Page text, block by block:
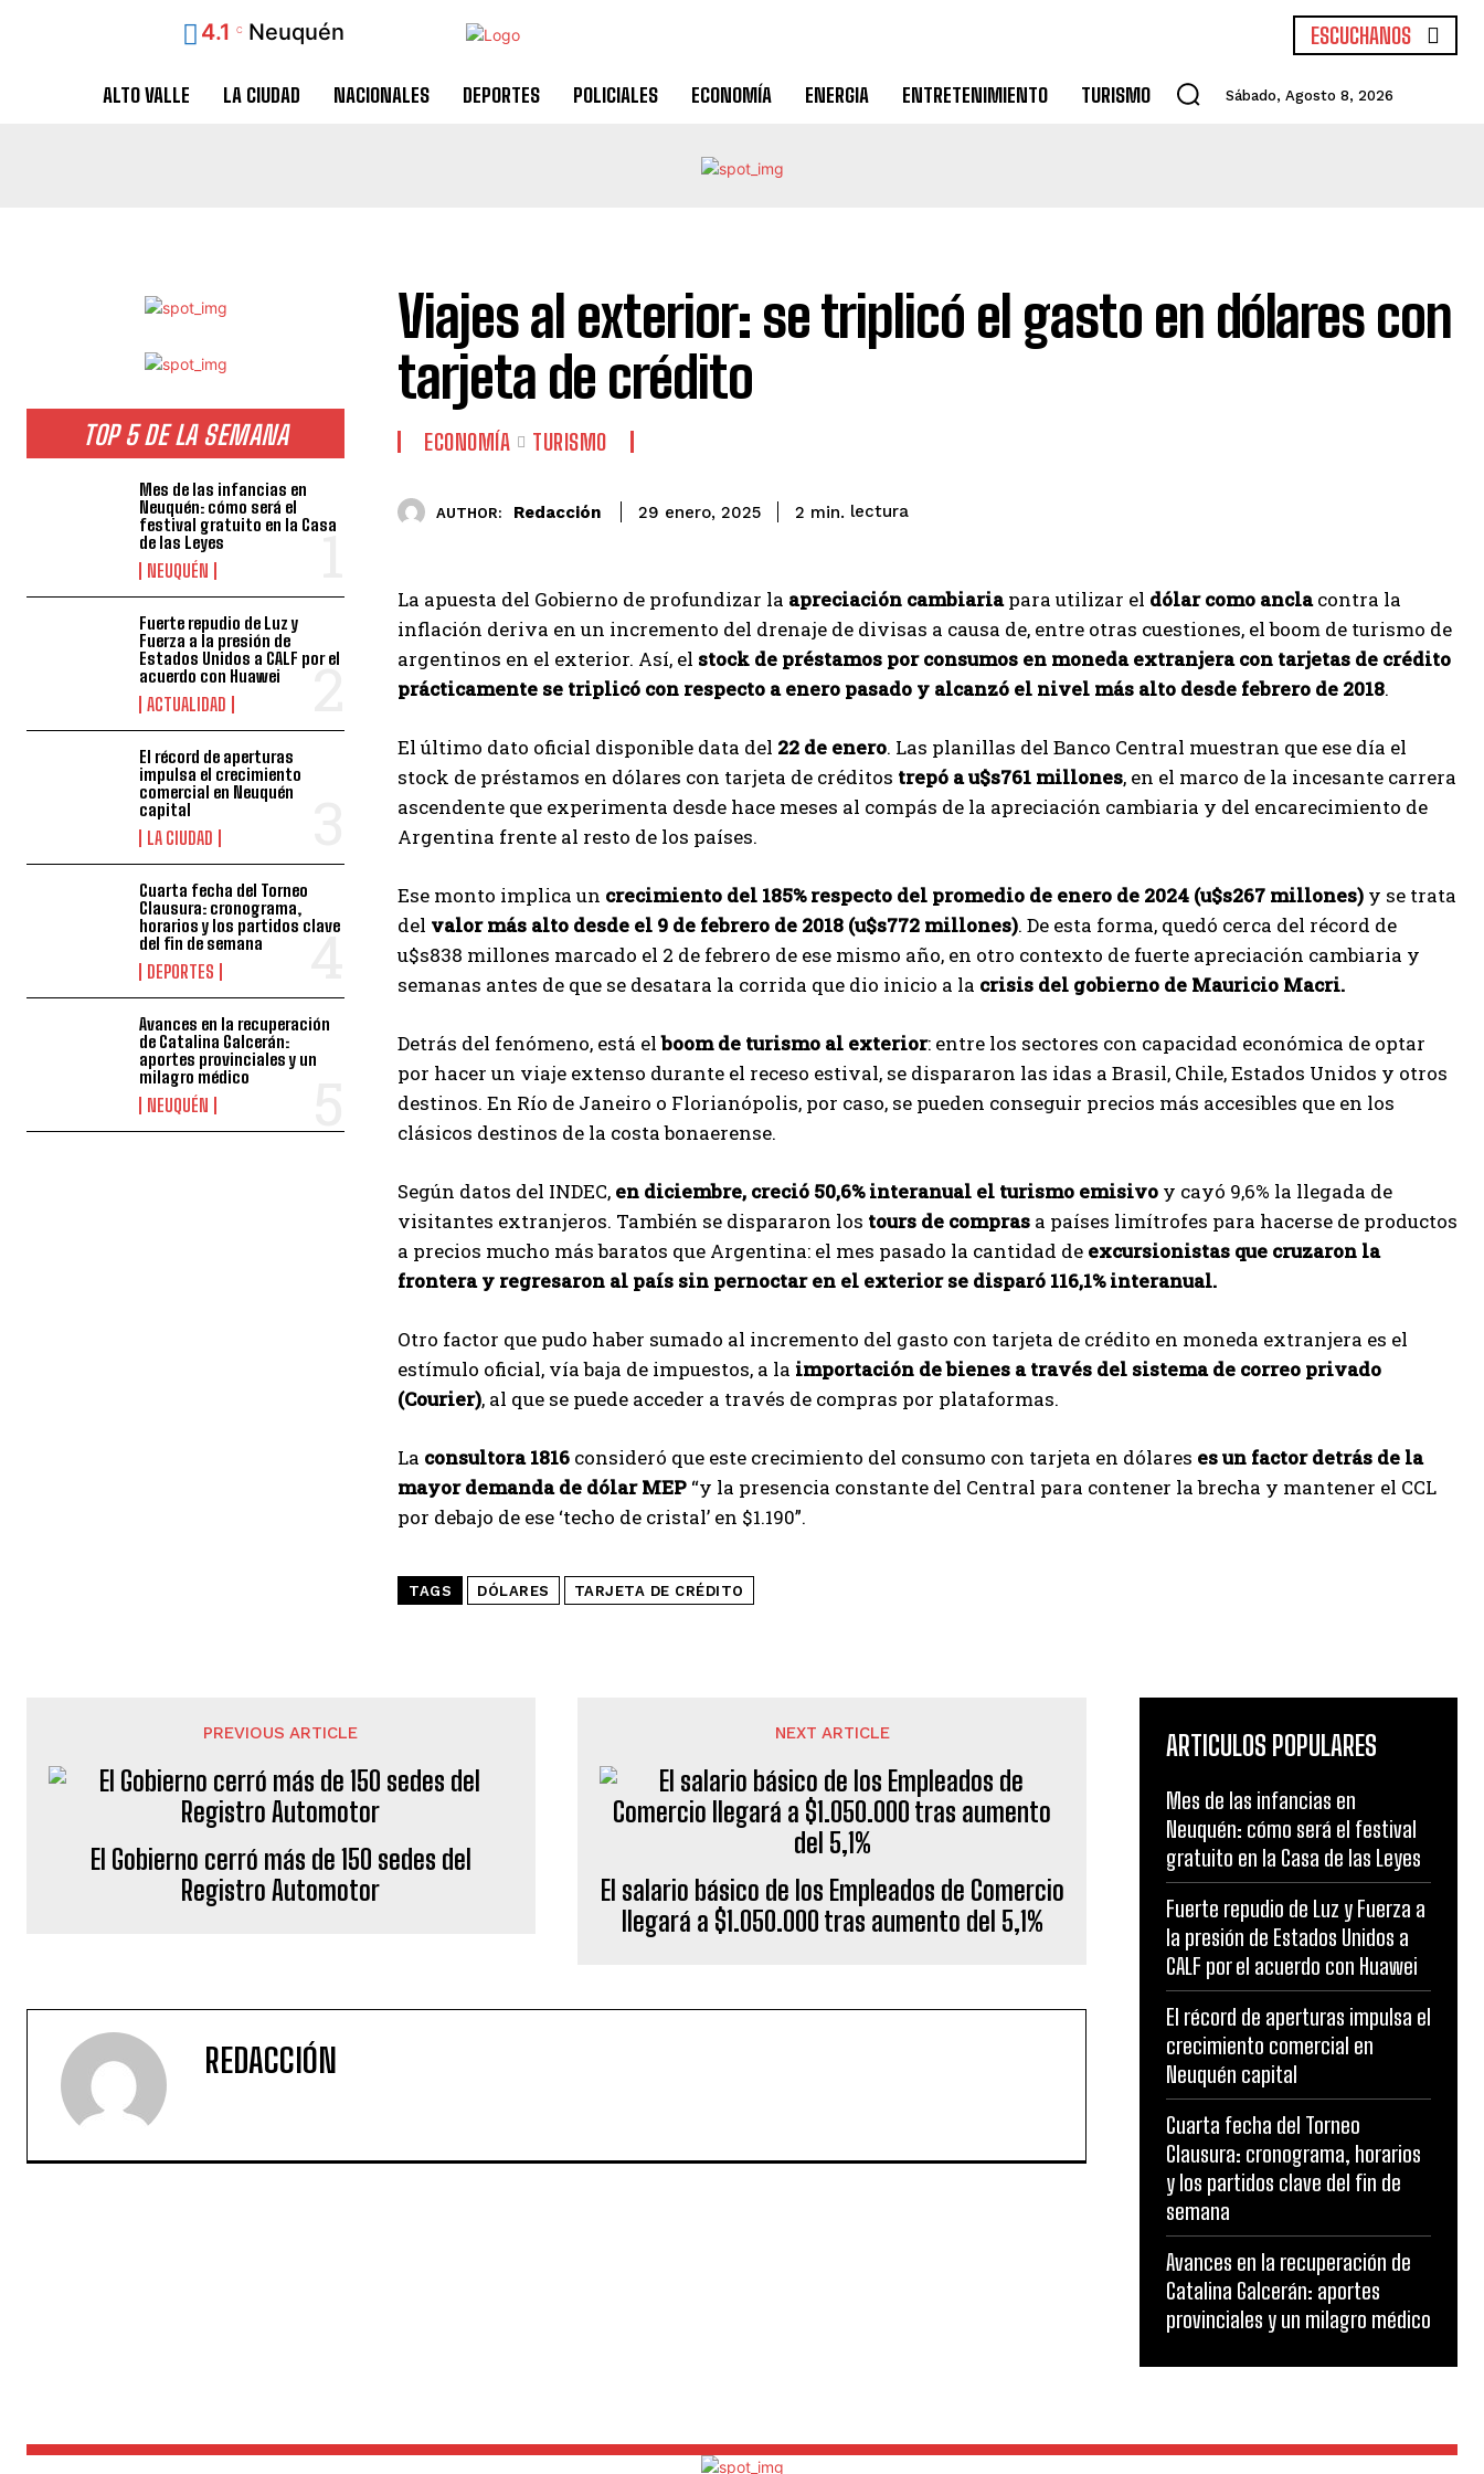
4.1 C Neuquén ESCUCHANOS
ALTO VALLE LA CIUDAD NACIONALES DEPORTES POLICIALES ECONOMÍA ENERGIA ENTRETENIMIENTO TURISMO Sábado, Agosto 8, 2026
TOP 5 DE LA SEMANA
Mes de las infancias en
Neuquén: cómo será el
festival gratuito en la Casa
de las Leyes
NEUQUÉN
Fuerte repudio de Luz y
Fuerza a la presión de
Estados Unidos a CALF por el
acuerdo con Huawei
ACTUALIDAD
El récord de aperturas
impulsa el crecimiento
comercial en Neuquén
capital
LA CIUDAD
Cuarta fecha del Torneo
Clausura: cronograma,
horarios y los partidos clave
del fin de semana
DEPORTES
Avances en la recuperación
de Catalina Galcerán:
aportes provinciales y un
milagro médico
NEUQUÉN
Viajes al exterior: se triplicó el gasto en dólares con
tarjeta de crédito
ECONOMÍA TURISMO
AUTHOR: Redacción 29 enero, 2025 2 min. lectura
La apuesta del Gobierno de profundizar la apreciación cambiariapara utilizar el dólar como anclacontra la
inflación deriva en un incremento del drenaje de divisas a causa de, entre otras cuestiones, el boom de turismo de
argentinos en el exterior. Así, el stock de préstamos por consumos en moneda extranjera con tarjetas de crédito
prácticamente se triplicó con respecto a enero pasado y alcanzó el nivel más alto desde febrero de 2018.
El último dato oficial disponible data del 22 de enero. Las planillas del Banco Central muestran que ese día el
stock de préstamos en dólares con tarjeta de créditos trepó a u$s761 millones, en el marco de la incesante carrera
ascendente que experimenta desde hace meses al compás de la apreciación cambiaria y del encarecimiento de
Argentina frente al resto de los países.
Ese monto implica un crecimiento del 185% respecto del promedio de enero de 2024 (u$s267 millones) y se trata
del valor más alto desde el 9 de febrero de 2018 (u$s772 millones). De esta forma, quedó cerca del récord de
u$s838 millones marcado el 2 de febrero de ese mismo año, en otro contexto de fuerte apreciación cambiaria y
semanas antes de que se desatara la corrida que dio inicio a la crisis del gobierno de Mauricio Macri.
Detrás del fenómeno, está elboom de turismo al exterior: entre los sectores con capacidad económica de optar
por hacer un viaje extenso durante el receso estival, se dispararon las idas a Brasil, Chile, Estados Unidos y otros
destinos. En Río de Janeiro o Florianópolis, por caso, se pueden conseguir precios más accesibles que en los
clásicos destinos de la costa bonaerense.
Según datos del INDEC, en diciembre, creció 50,6% interanual el turismo emisivo y cayó 9,6% la llegada de
visitantes extranjeros. También se dispararon los tours de compras a países limítrofes para hacerse de productos
a precios mucho más baratos que Argentina: el mes pasado la cantidad de excursionistas que cruzaron la
frontera y regresaron al país sin pernoctar en el exterior se disparó 116,1% interanual.
Otro factor que pudo haber sumado al incremento del gasto con tarjeta de crédito en moneda extranjera es el
estímulo oficial, vía baja de impuestos, a la importación de bienes a través del sistema de correo privado
(Courier), al que se puede acceder a través de compras por plataformas.
La consultora 1816 consideró que este crecimiento del consumo con tarjeta en dólares es un factor detrás de la
mayor demanda de dólar MEP “y la presencia constante del Central para contener la brecha y mantener el CCL
por debajo de ese ‘techo de cristal’ en $1.190”.
TAGS DÓLARES TARJETA DE CRÉDITO
PREVIOUS ARTICLE
El Gobierno cerró más de 150 sedes del
Registro Automotor
NEXT ARTICLE
El salario básico de los Empleados de Comercio
llegará a $1.050.000 tras aumento del 5,1%
REDACCIÓN
ARTICULOS POPULARES
Mes de las infancias en
Neuquén: cómo será el festival
gratuito en la Casa de las Leyes
Fuerte repudio de Luz y Fuerza a
la presión de Estados Unidos a
CALF por el acuerdo con Huawei
El récord de aperturas impulsa el
crecimiento comercial en
Neuquén capital
Cuarta fecha del Torneo
Clausura: cronograma, horarios
y los partidos clave del fin de
semana
Avances en la recuperación de
Catalina Galcerán: aportes
provinciales y un milagro médico